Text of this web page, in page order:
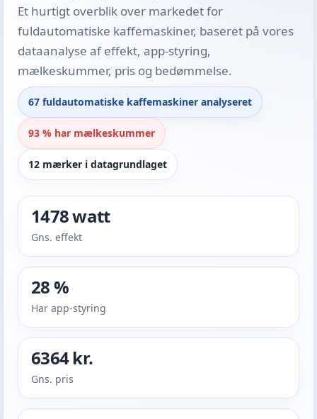
Et hurtigt overblik over markedet for
fuldautomatiske kaffemaskiner, baseret på vores
dataanalyse af effekt, app-styring,
mælkeskummer, pris og bedømmelse.
67 fuldautomatiske kaffemaskiner analyseret
93 % har mælkeskummer
12 mærker i datagrundlaget
1478 watt
Gns. effekt
28 %
Har app-styring
6364 kr.
Gns. pris